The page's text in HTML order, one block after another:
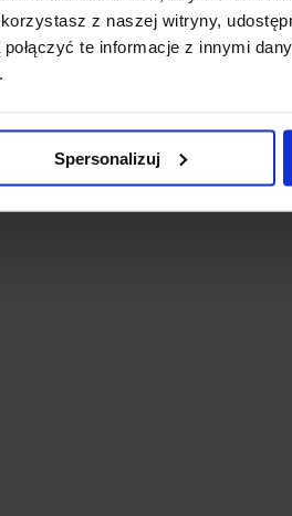
z naszej witryny,
te informacje z innymi
Spersonalizuj